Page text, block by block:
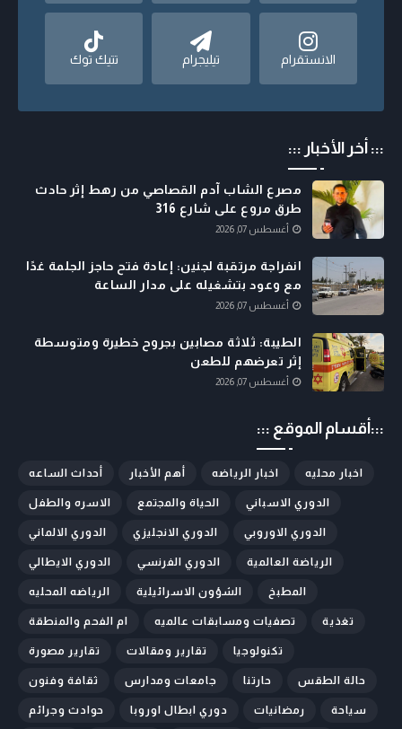
الانستقرام تيليجرام تتيك توك
::: أخر الأخبار :::
مصرع الشاب آدم القصاصي من رهط إثر حادث
طرق مروع على شارع 316
أغسطس 07, 2026
انفراجة مرتقبة لجنين: إعادة فتح حاجز الجلمة غدًا
مع وعود بتشغيله على مدار الساعة
أغسطس 07, 2026
الطيبة: ثلاثة مصابين بجروح خطيرة ومتوسطة
إثر تعرضهم للطعن
أغسطس 07, 2026
:::أقسام الموقع :::
أحداث الساعه أهم الأخبار اخبار الرياضه اخبار محليه
الاسره والطفل الحياة والمجتمع الدوري الاسباني
الدوري الالماني الدوري الانجليزي الدوري الاوروبي
الدوري الايطالي الدوري الفرنسي الرياضة العالمية
الرياضه المحليه الشؤون الاسرائيلية المطبخ
ام الفحم والمنطقة تصفيات ومسابقات عالميه تغذية
تقارير مصورة تقارير ومقالات تكنولوجيا
ثقافة وفنون جامعات ومدارس حارتنا حالة الطقس
حوادث وجرائم دوري ابطال اوروبا رمضانيات سياحة